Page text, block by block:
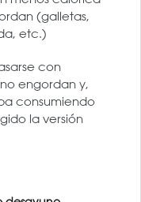
(galletas,
etc.)
con
engordan y,
consumiendo
la versión